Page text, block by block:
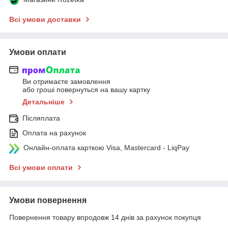
Всі умови доставки
Умови оплати
Ви отримаєте замовлення
або гроші повернуться на вашу картку
Детальніше
Післяплата
Оплата на рахунок
Онлайн-оплата карткою Visa, Mastercard - LiqPay
Всі умови оплати
Умови повернення
Повернення товару впродовж 14 днів за рахунок покупця